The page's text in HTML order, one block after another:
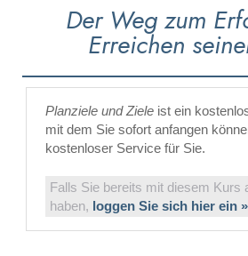
Der Weg zum
Erreichen
Planziele und Ziele ist ein
mit dem Sie sofort anfangen
kostenloser Service für Sie.
Falls Sie bereits mit diesem Kurs
haben, loggen Sie sich hier ein »